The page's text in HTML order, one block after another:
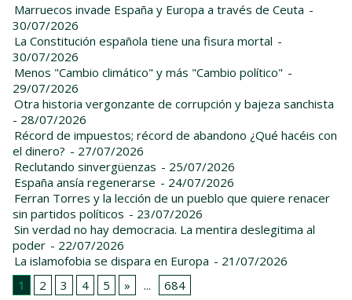
Marruecos invade España y Europa a través de Ceuta -
30/07/2026
La Constitución española tiene una fisura mortal -
30/07/2026
Menos "Cambio climático" y más "Cambio político" -
29/07/2026
Otra historia vergonzante de corrupción y bajeza sanchista
- 28/07/2026
Récord de impuestos; récord de abandono ¿Qué hacéis con
el dinero? - 27/07/2026
Reclutando sinvergüenzas - 25/07/2026
España ansía regenerarse - 24/07/2026
Ferran Torres y la lección de un pueblo que quiere renacer
sin partidos políticos - 23/07/2026
Sin verdad no hay democracia. La mentira deslegitima al
poder - 22/07/2026
La islamofobia se dispara en Europa - 21/07/2026
1
2 3 4 5 » ... 684